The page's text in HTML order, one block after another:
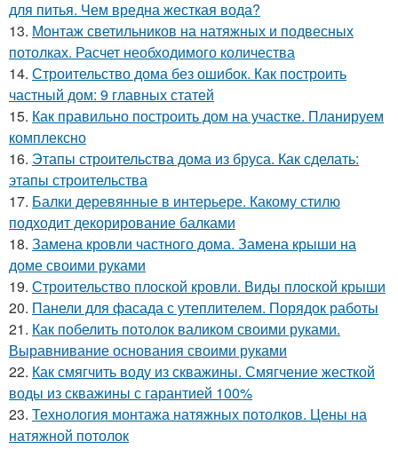
для питья. Чем вредна жесткая вода?
13. Монтаж светильников на натяжных и подвесных
потолках. Расчет необходимого количества
14. Строительство дома без ошибок. Как построить
частный дом: 9 главных статей
15. Как правильно построить дом на участке. Планируем
комплексно
16. Этапы строительства дома из бруса. Как сделать:
этапы строительства
17. Балки деревянные в интерьере. Какому стилю
подходит декорирование балками
18. Замена кровли частного дома. Замена крыши на
доме своими руками
19. Строительство плоской кровли. Виды плоской крыши
20. Панели для фасада с утеплителем. Порядок работы
21. Как побелить потолок валиком своими руками.
Выравнивание основания своими руками
22. Как смягчить воду из скважины. Смягчение жесткой
воды из скважины с гарантией 100%
23. Технология монтажа натяжных потолков. Цены на
натяжной потолок